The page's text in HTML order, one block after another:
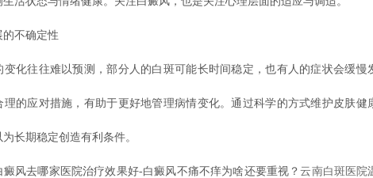
不确定性
往往难以预测，部分人的白斑可能长时间稳定，也有人的症状会缓慢
理的应对措施，有助于更好地管理病情变化。通过科学的方式维护皮肤健
长期稳定创造有利条件。
去哪家医院治疗效果好-白癜风不痛不痒为啥还要重视？云南白斑医院